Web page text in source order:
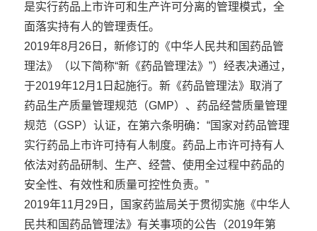
是实行药品上市许可和生产许可分离的管理模式，全
面落实持有人的管理责任。
2019年8月26日，新修订的《中华人民共和国药品管
理法》（以下简称“新《药品管理法》”）经表决通过，
于2019年12月1日起施行。新《药品管理法》取消了
药品生产质量管理规范（GMP）、药品经营质量管理
规范（GSP）认证，在第六条明确：“国家对药品管理
实行药品上市许可持有人制度。药品上市许可持有人
依法对药品研制、生产、经营、使用全过程中药品的
安全性、有效性和质量可控性负责。”
2019年11月29日，国家药监局关于贯彻实施《中华人
民共和国药品管理法》有关事项的公告（2019年第